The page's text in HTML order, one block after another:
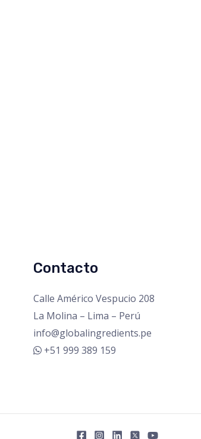
Contacto
Calle Américo Vespucio 208
La Molina – Lima – Perú
info@globalingredients.pe
+51 999 389 159